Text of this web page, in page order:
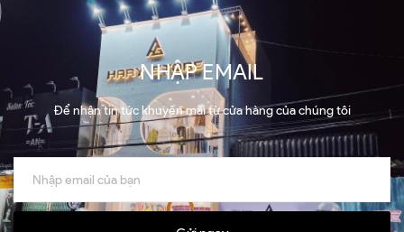
NHẬP EMAIL
Để nhận tin tức khuyến mãi từ cửa hàng của chúng tôi